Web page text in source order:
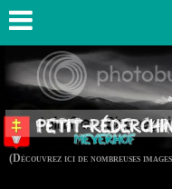
(Découvrez ici de nombreuses